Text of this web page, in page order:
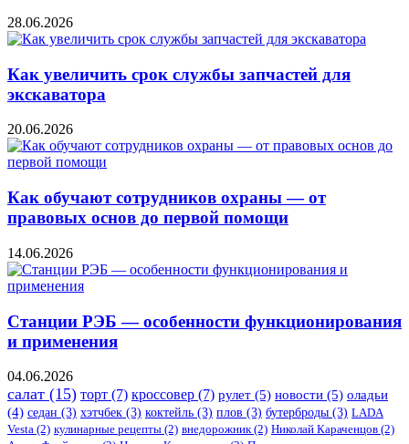
28.06.2026
Как увеличить срок службы запчастей для
экскаватора
20.06.2026
Как обучают сотрудников охраны — от
правовых основ до первой помощи
14.06.2026
Станции РЭБ — особенности функционирования
и применения
04.06.2026
салат (15) торт (7) кроссовер (7) рулет (5) новости (5) оладьи
(4) седан (3) хэтчбек (3) коктейль (3) плов (3) бутерброды (3) LADA
Vesta (2) кулинарные рецепты (2) внедорожник(2) Николай Караченцов (2)